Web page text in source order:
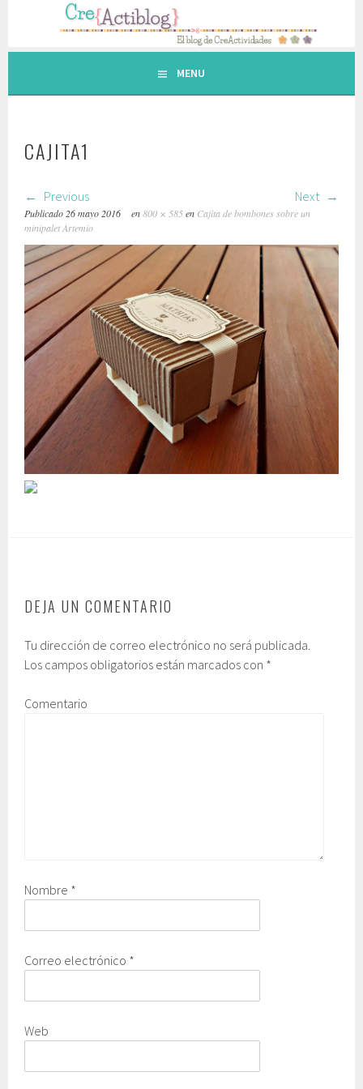
contenido.
MENU
CAJITA1
Previous Next
Publicado 26 mayo 2016 en800 × 585en Cajita de bombones sobre un
minipalet Artemio
DEJA UN COMENTARIO
Tu dirección de correo electrónico no será publicada.
Los campos obligatorios están marcados con *
Comentario
Nombre *
Correo electrónico *
Web